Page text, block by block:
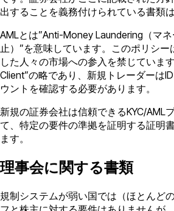
出することを義務付けられている書類
AMLとは”Anti-Money Laundering（マ
止）”を意味しています。このポリシ
した人々の市場への参入を禁じていま
Client”の略であり、新規トレーダーは
ウントを確認する必要があります。
新規の証券会社は信頼できるKYC/AML
て、特定の要件の準拠を証明する証明
ます。
理事会に関する書類
規制システムが弱い国では（ほとんど